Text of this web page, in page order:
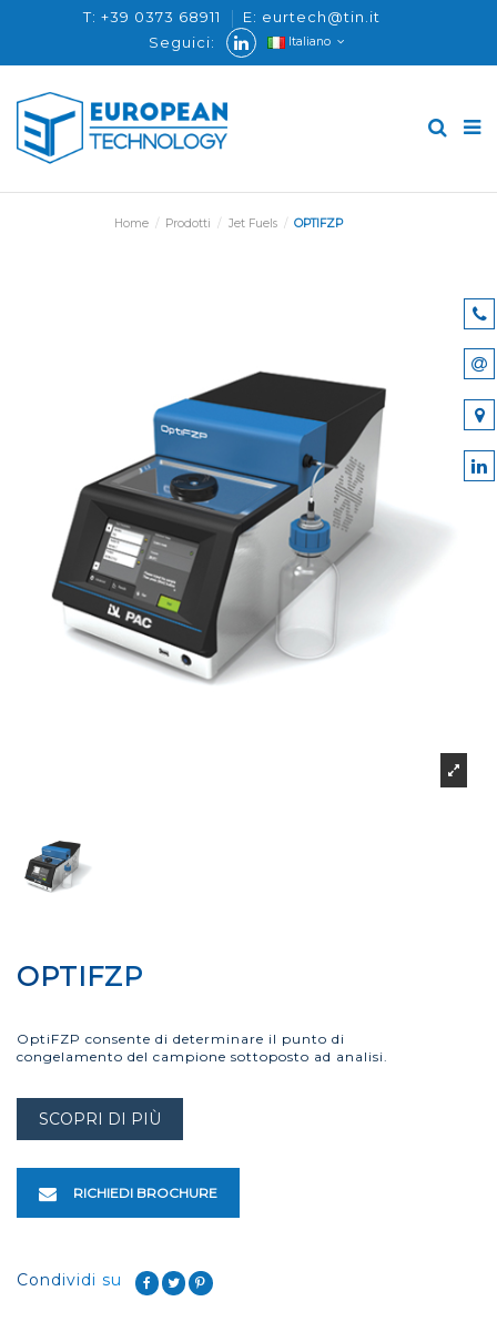
T: +39 0373 68911
E: eurtech@tin.it
Seguici:
Italiano
Home Prodotti Jet Fuels OPTIFZP
OPTIFZP
OptiFZP consente di determinare il punto di
congelamento del campione sottoposto ad analisi.
SCOPRI DI PIÙ
RICHIEDI BROCHURE
Condividi su